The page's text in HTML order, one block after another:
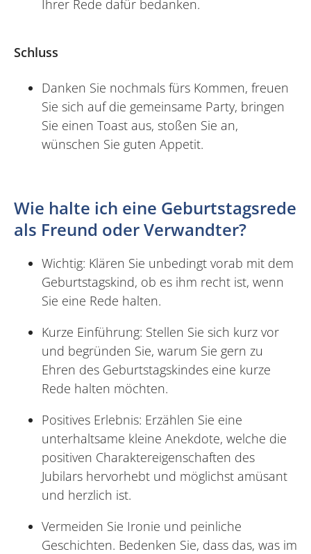
Ihrer Rede dafür bedanken.
Schluss
Danken Sie nochmals fürs Kommen, freuen
Sie sich auf die gemeinsame Party, bringen
Sie einen Toast aus, stoßen Sie an,
wünschen Sie guten Appetit.
Wie halte ich eine Geburtstagsrede
als Freund oder Verwandter?
Wichtig: Klären Sie unbedingt vorab mit dem
Geburtstagskind, ob es ihm recht ist, wenn
Sie eine Rede halten.
Kurze Einführung: Stellen Sie sich kurz vor
und begründen Sie, warum Sie gern zu
Ehren des Geburtstagskindes eine kurze
Rede halten möchten.
Positives Erlebnis: Erzählen Sie eine
unterhaltsame kleine Anekdote, welche die
positiven Charaktereigenschaften des
Jubilars hervorhebt und möglichst amüsant
und herzlich ist.
Vermeiden Sie Ironie und peinliche
Geschichten. Bedenken Sie, dass das, was im